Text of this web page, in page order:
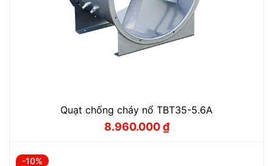
Quạt chống cháy nổ TBT35-5.6A
Giá
8.960.000₫
Giá
-10%